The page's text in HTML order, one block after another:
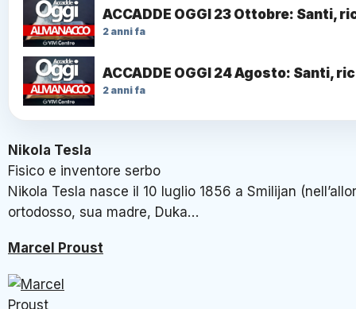
ACCADDE OGGI 23 Ottobre: Santi,
2 anni fa
ACCADDE OGGI 24 Agosto: Santi,
2 anni fa
Nikola Tesla
Fisico e inventore serbo
Nikola Tesla nasce il 10 luglio 1856 a Smilijan
ortodosso, sua madre, Duka…
Marcel Proust